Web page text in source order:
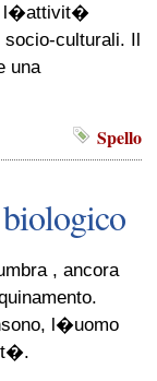
l�attivit�
socio-culturali. Il
una
Spello
, ancora
l�uomo